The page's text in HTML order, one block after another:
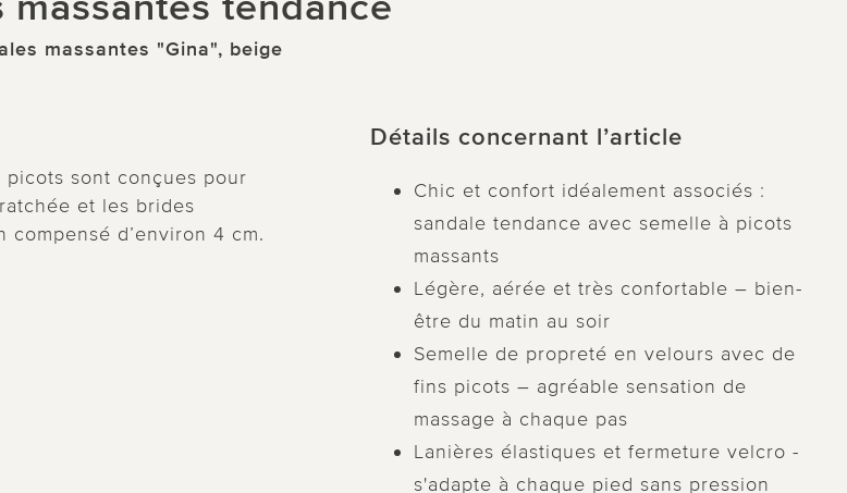
massantes "Gina", beige
sont conçues pour
et les brides
d’environ 4 cm.
Détails concernant l’article
Chic et confort idéalement associés :
sandale tendance avec semelle à picots
massants
Légère, aérée et très confortable – bien-
être du matin au soir
Semelle de propreté en velours avec de
fins picots – agréable sensation de
massage à chaque pas
Lanières élastiques et fermeture velcro -
s'adapte à chaque pied sans pression